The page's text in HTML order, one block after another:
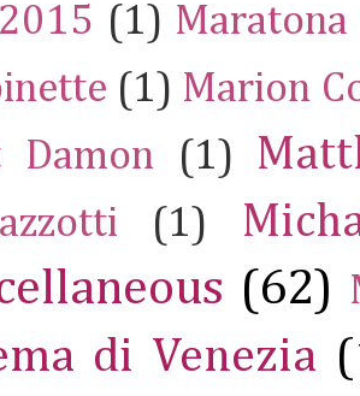
(1) Maratona
(1) Marion
Damon
(1)
(1)
(62)
di Venezia